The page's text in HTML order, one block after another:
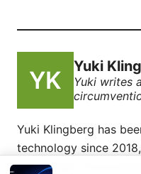
Yuki
Yuki writes
Yuki Klingberg has
technology since
censorship